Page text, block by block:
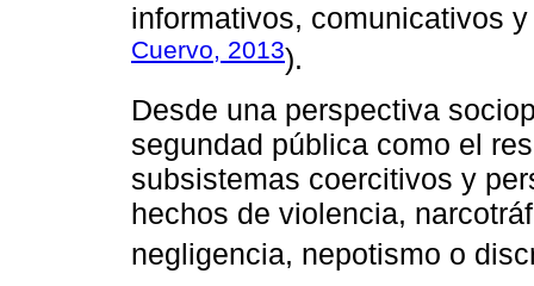
informativos, comunicativos
Cuervo, 2013).
Desde una perspectiva
segundad pública como el
subsistemas coercitivos y
hechos de violencia,
negligencia, nepotismo o